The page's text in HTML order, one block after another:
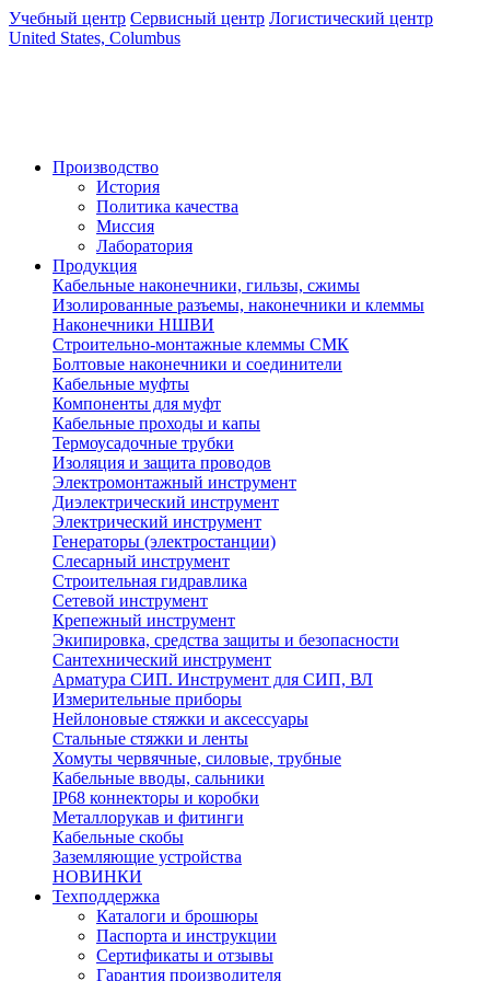
Учебный центр Сервисный центр Логистический центр
United States, Columbus
Производство
История
Политика качества
Миссия
Лаборатория
Продукция
Кабельные наконечники, гильзы, сжимы
Изолированные разъемы, наконечники и клеммы
Наконечники НШВИ
Строительно-монтажные клеммы СМК
Болтовые наконечники и соединители
Кабельные муфты
Компоненты для муфт
Кабельные проходы и капы
Термоусадочные трубки
Изоляция и защита проводов
Электромонтажный инструмент
Диэлектрический инструмент
Электрический инструмент
Генераторы (электростанции)
Слесарный инструмент
Строительная гидравлика
Сетевой инструмент
Крепежный инструмент
Экипировка, средства защиты и безопасности
Сантехнический инструмент
Арматура СИП. Инструмент для СИП, ВЛ
Измерительные приборы
Нейлоновые стяжки и аксессуары
Стальные стяжки и ленты
Хомуты червячные, силовые, трубные
Кабельные вводы, сальники
IP68 коннекторы и коробки
Металлорукав и фитинги
Кабельные скобы
Заземляющие устройства
НОВИНКИ
Техподдержка
Каталоги и брошюры
Паспорта и инструкции
Сертификаты и отзывы
Гарантия производителя